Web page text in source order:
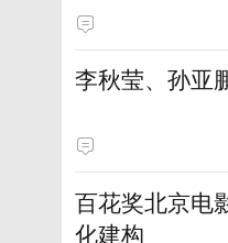
土演员
李秋莹、孙亚
百花奖北京电
化建构